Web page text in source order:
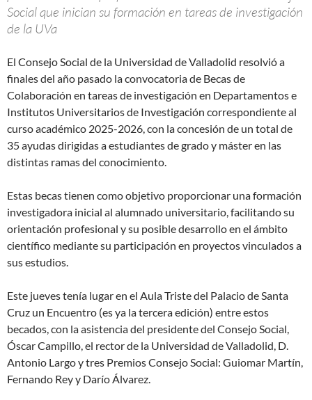
Social que inician su formación en tareas de investigación
de la UVa
El Consejo Social de la Universidad de Valladolid resolvió a
finales del año pasado la convocatoria de Becas de
Colaboración en tareas de investigación en Departamentos e
Institutos Universitarios de Investigación correspondiente al
curso académico 2025-2026, con la concesión de un total de
35 ayudas dirigidas a estudiantes de grado y máster en las
distintas ramas del conocimiento.
Estas becas tienen como objetivo proporcionar una formación
investigadora inicial al alumnado universitario, facilitando su
orientación profesional y su posible desarrollo en el ámbito
científico mediante su participación en proyectos vinculados a
sus estudios.
Este jueves tenía lugar en el Aula Triste del Palacio de Santa
Cruz un Encuentro (es ya la tercera edición) entre estos
becados, con la asistencia del presidente del Consejo Social,
Óscar Campillo, el rector de la Universidad de Valladolid, D.
Antonio Largo y tres Premios Consejo Social: Guiomar Martín,
Fernando Rey y Darío Álvarez.